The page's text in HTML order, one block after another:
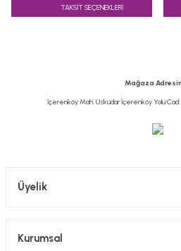
Ürün resmi kalitesiz, bozuk veya
TAKSİT SEÇENEKLERİ
Mağaza
İçerenköy Mah. Üsküdar İçerenköy Yolu Cad.
Üyelik
Kurumsal